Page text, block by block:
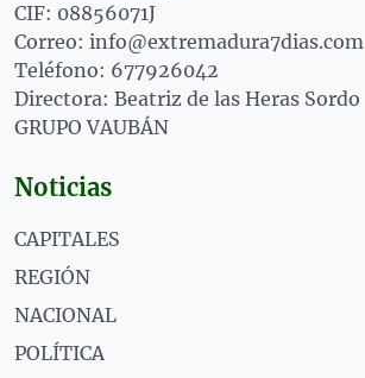
CIF: 08856071J
Correo: info@extremadura7dias.com
Teléfono: 677926042
Directora: Beatriz de las Heras Sordo
GRUPO VAUBÁN
Noticias
CAPITALES
REGIÓN
NACIONAL
POLÍTICA